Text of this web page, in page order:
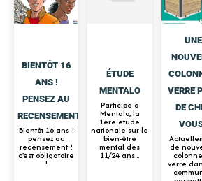
BIENTÔT 16
ANS !
PENSEZ AU
RECENSEMENT
Bientôt 16 ans !
pensez au
recensement !
c'est obligatoire
!
ÉTUDE
MENTALO
Participe à
Mentalo, la
1ère étude
nationale sur le
bien-être
mental des
11/24 ans...
UNE
VERRE
DE
de
verre